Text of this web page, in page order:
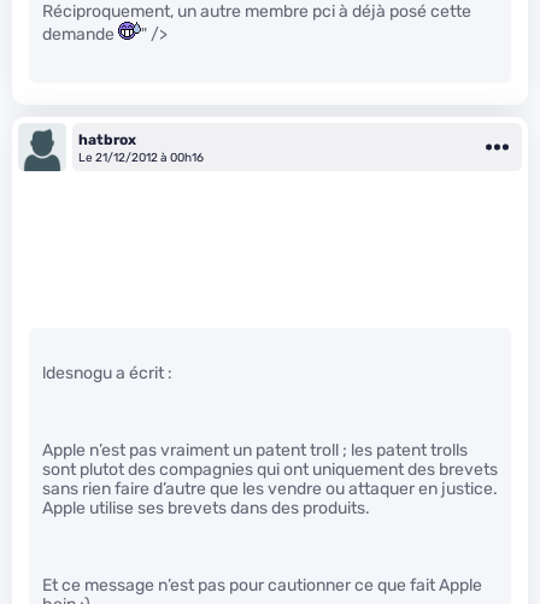
Réciproquement, un autre membre pci à déjà posé cette
demande
" />
hatbrox
Le 21/12/2012 à 00h16
ldesnogu a écrit :
Apple n’est pas vraiment un patent troll ; les patent trolls
sont plutot des compagnies qui ont uniquement des brevets
sans rien faire d’autre que les vendre ou attaquer en justice.
Apple utilise ses brevets dans des produits.
Et ce message n’est pas pour cautionner ce que fait Apple